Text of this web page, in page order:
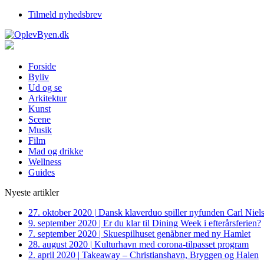
Tilmeld nyhedsbrev
Forside
Byliv
Ud og se
Arkitektur
Kunst
Scene
Musik
Film
Mad og drikke
Wellness
Guides
Nyeste artikler
27. oktober 2020 | Dansk klaverduo spiller nyfunden Carl
9. september 2020 | Er du klar til Dining Week i efterårsferien?
7. september 2020 | Skuespilhuset genåbner med ny Hamlet
28. august 2020 | Kulturhavn med corona-tilpasset program
2. april 2020 | Takeaway – Christianshavn, Bryggen og Halen